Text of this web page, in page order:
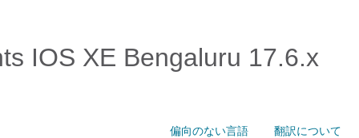
IOS XE Bengaluru 17.6.x
偏向のない言語 翻訳について